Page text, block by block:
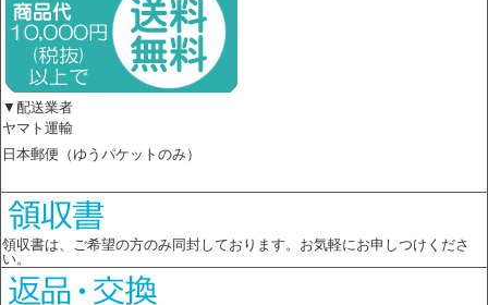
▼配送業者
ヤマト運輸
日本郵便（ゆうパケットのみ）
領収書は、ご希望の方のみ同封しております。お気軽にお申しつけくださ
い。